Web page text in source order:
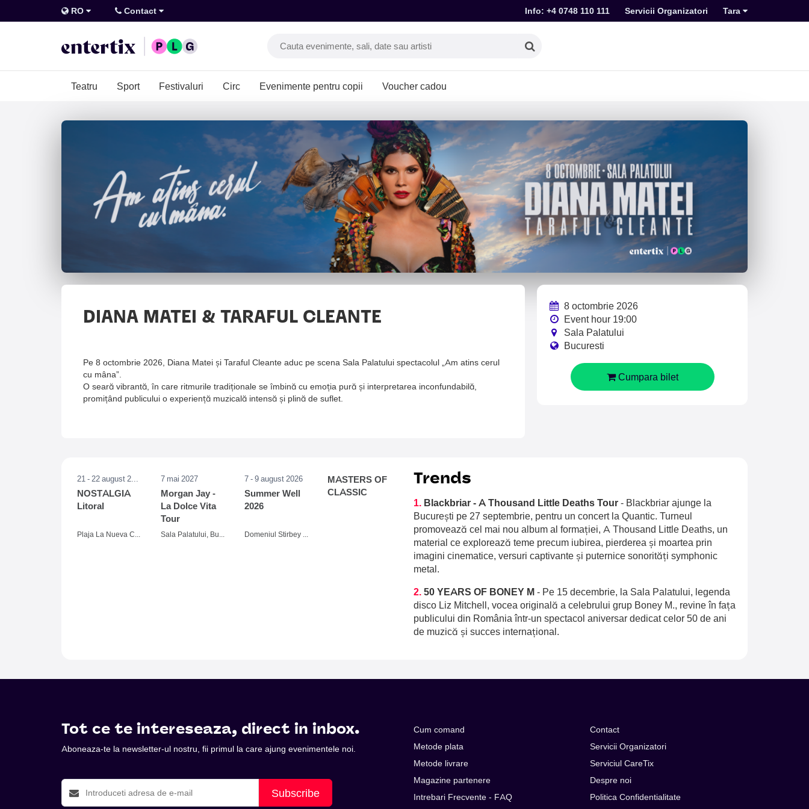
RO Contact Info: +4 0748 110 111 Servicii Organizatori Tara
Teatru Sport Festivaluri Circ Evenimente pentru copii Voucher cadou
DIANA MATEI & TARAFUL CLEANTE
Pe 8 octombrie 2026, Diana Matei și Taraful Cleante aduc pe scena Sala Palatului spectacolul „Am atins cerul
cu mâna”.
O seară vibrantă, în care ritmurile tradiționale se îmbină cu emoția pură și interpretarea inconfundabilă,
promițând publicului o experiență muzicală intensă și plină de suflet.
8 octombrie 2026
Event hour 19:00
Sala Palatului
Bucuresti
Cumpara bilet
21 - 22 august 2026
NOSTALGIA
Litoral
Plaja La Nueva Cucaracha, Mamaia
7 mai 2027
Morgan Jay -
La Dolce Vita
Tour
Sala Palatului, Bucuresti
7 - 9 august 2026
Summer Well
2026
Domeniul Stirbey Voda, Buftea
MASTERS OF
CLASSIC
Trends
1. Blackbriar - A Thousand Little Deaths Tour - Blackbriar ajunge la
București pe 27 septembrie, pentru un concert la Quantic. Turneul
promovează cel mai nou album al formației, A Thousand Little Deaths, un
material ce explorează teme precum iubirea, pierderea și moartea prin
imagini cinematice, versuri captivante și puternice sonorități symphonic
metal.
2. 50 YEARS OF BONEY M - Pe 15 decembrie, la Sala Palatului, legenda
disco Liz Mitchell, vocea originală a celebrului grup Boney M., revine în fața
publicului din România într-un spectacol aniversar dedicat celor 50 de ani
de muzică și succes internațional.
Tot ce te intereseaza, direct in inbox.
Aboneaza-te la newsletter-ul nostru, fii primul la care ajung evenimentele noi.
Subscribe
Cum comand
Metode plata
Metode livrare
Magazine partenere
Intrebari Frecvente - FAQ
Contact
Servicii Organizatori
Serviciul CareTix
Despre noi
Politica Confidentialitate